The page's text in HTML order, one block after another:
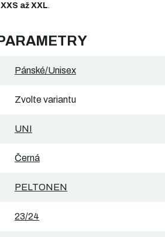
až XXL
Pánské/Unisex
Zvolte variantu
UNI
Černá
PELTONEN
23/24